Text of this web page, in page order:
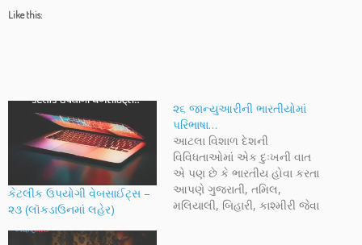
Like this:
કેટલીક ઉપયોગી વેબસાઈટ્સ –
૨૩ (લૉકડાઉનમાં લહેર)
૨૬ જાન્યુઆરીની ભારતીયોમાં
પરિભાષા…
આટલા વિશાળ દેશની
વિવિધતાઓમાં એક દુઃખની વાત
એ પણ છે કે ભારતીય હોવા કરતા
આપણે ગુજરાતી, તમિલ,
મલિયાલી, બિહારી, કાશ્મીરી જેવા